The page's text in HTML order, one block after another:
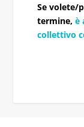
Se volete/
termine,è
collettivo